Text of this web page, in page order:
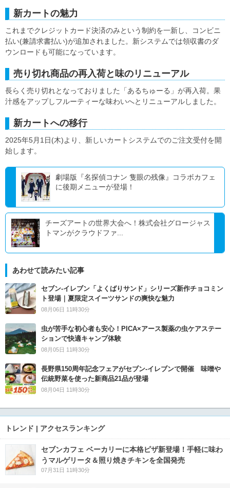
新カートの魅力
これまでクレジットカード決済のみという制約を一新し、コンビニ
払い(兼請求書払い)が追加されました。新システムでは領収書のダ
ウンロードも可能になっています。
売り切れ商品の再入荷と味のリニューアル
長らく売り切れとなっておりました「あるちゅーる」が再入荷。果
汁感をアップしフルーティーな味わいへとリニューアルしました。
新カートへの移行
2025年5月1日(木)より、新しいカートシステムでのご注文受付を開
始します。
劇場版『名探偵コナン 隻眼の残像』コラボカフェ
に後期メニューが登場！
チーズアートの世界大会へ！株式会社グロージャス
トマンがクラウドファ...
あわせて読みたい記事
セブン‐イレブン「よくばりサンド」シリーズ新作チョコミン
ト登場｜夏限定スイーツサンドの爽快な魅力
08月06日 11時30分
虫が苦手な初心者も安心！PICA×アース製薬の虫ケアステー
ションで快適キャンプ体験
08月05日 11時30分
長野県150周年記念フェアがセブン-イレブンで開催 味噌や
伝統野菜を使った新商品21品が登場
08月04日 11時30分
トレンド | アクセスランキング
セブンカフェ ベーカリーに本格ピザ新登場！手軽に味わ
うマルゲリータ＆照り焼きチキンを全国発売
07月31日 11時30分